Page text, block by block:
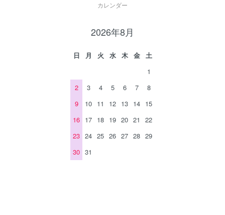
カレンダー
2026年8月
日 月 火 水 木 金
土
1
2
3 4 5 6 7
8
9
10 11 12 13 14 15
16 17 18 19 20 21
22
23 24 25 26 27 28 29
30 31